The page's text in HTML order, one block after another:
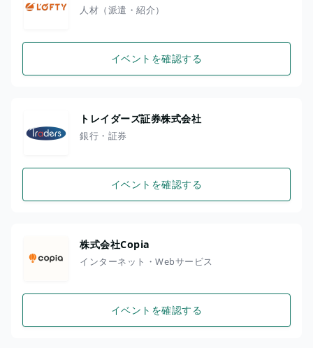
人材（派遣・紹介）
イベントを確認する
トレイダーズ証券株式会社
銀行・証券
イベントを確認する
株式会社Copia
インターネット・Webサービス
イベントを確認する